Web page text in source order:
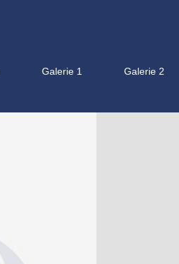
Galerie 1 Galerie 2